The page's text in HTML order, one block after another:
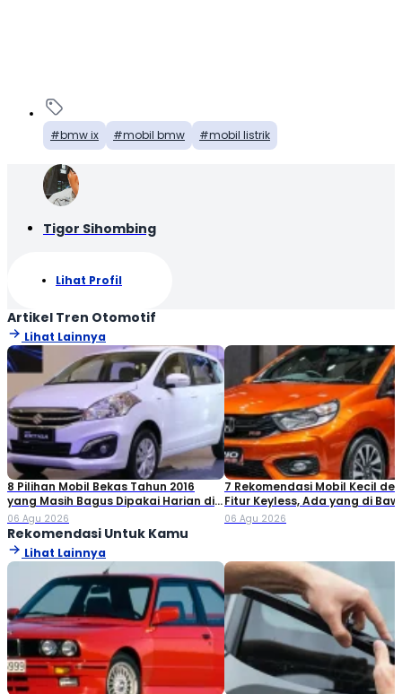
bmw ix mobil bmw mobil listrik
Tigor Sihombing
Lihat Profil
Artikel Tren Otomotif
Lihat Lainnya
8 Pilihan Mobil Bekas Tahun 2016
yang Masih Bagus Dipakai Harian di
2026
06 Agu 2026
7 Rekomendasi Mobil Kecil
Fitur Keyless, Ada yang di
Rp80 Juta!
06 Agu 2026
Rekomendasi Untuk Kamu
Lihat Lainnya